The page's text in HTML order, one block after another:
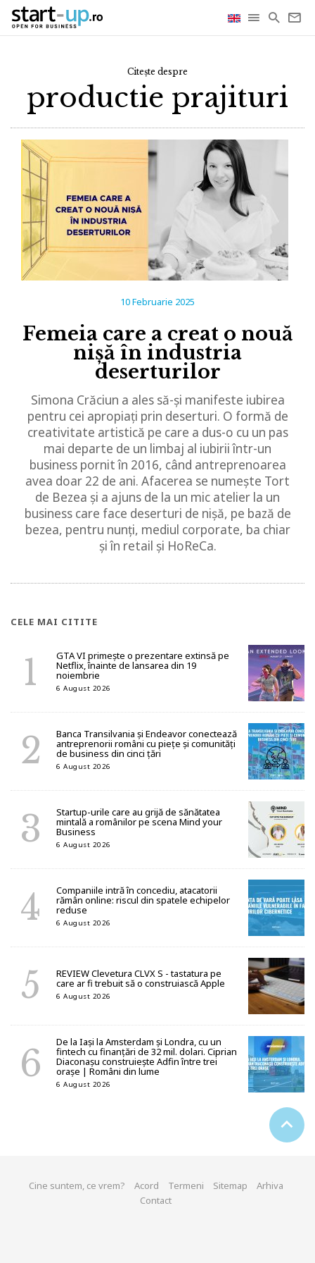
Citește despre
productie prajituri
10 Februarie 2025
Femeia care a creat o nouă
nișă în industria
deserturilor
Simona Crăciun a ales să-și manifeste iubirea
pentru cei apropiați prin deserturi. O formă de
creativitate artistică pe care a dus-o cu un pas
mai departe de un limbaj al iubirii într-un
business pornit în 2016, când antreprenoarea
avea doar 22 de ani. Afacerea se numește Tort
de Bezea și a ajuns de la un mic atelier la un
business care face deserturi de nișă, pe bază de
bezea, pentru nunți, mediul corporate, ba chiar
și în retail și HoReCa.
CELE MAI CITITE
GTA VI primește o prezentare extinsă pe
Netflix, înainte de lansarea din 19
noiembrie
6 August 2026
Banca Transilvania și Endeavor conectează
antreprenorii români cu piețe și comunități
de business din cinci țări
6 August 2026
Startup-urile care au grijă de sănătatea
mintală a românilor pe scena Mind your
Business
6 August 2026
Companiile intră în concediu, atacatorii
rămân online: riscul din spatele echipelor
reduse
6 August 2026
REVIEW Clevetura CLVX S - tastatura pe
care ar fi trebuit să o construiască Apple
6 August 2026
De la Iași la Amsterdam și Londra, cu un
fintech cu finanțări de 32 mil. dolari. Ciprian
Diaconașu construiește Adfin între trei
orașe | Români din lume
6 August 2026
Cine suntem, ce vrem? Acord Termeni Sitemap
Arhiva
Contact